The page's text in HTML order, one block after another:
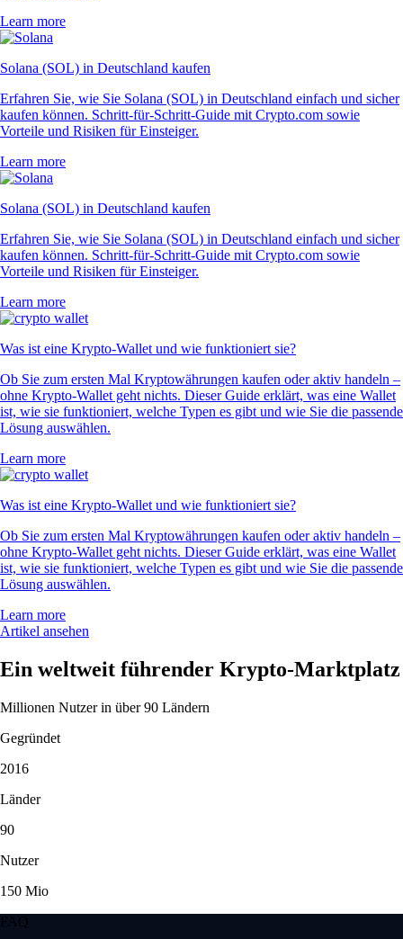
Learn more
Solana (SOL) in Deutschland kaufen
Erfahren Sie, wie Sie Solana (SOL) in Deutschland einfach und sicher
kaufen können. Schritt-für-Schritt-Guide mit Crypto.com sowie
Vorteile und Risiken für Einsteiger.
Learn more
Solana (SOL) in Deutschland kaufen
Erfahren Sie, wie Sie Solana (SOL) in Deutschland einfach und sicher
kaufen können. Schritt-für-Schritt-Guide mit Crypto.com sowie
Vorteile und Risiken für Einsteiger.
Learn more
Was ist eine Krypto-Wallet und wie funktioniert sie?
Ob Sie zum ersten Mal Kryptowährungen kaufen oder aktiv handeln –
ohne Krypto-Wallet geht nichts. Dieser Guide erklärt, was eine Wallet
ist, wie sie funktioniert, welche Typen es gibt und wie Sie die passende
Lösung auswählen.
Learn more
Was ist eine Krypto-Wallet und wie funktioniert sie?
Ob Sie zum ersten Mal Kryptowährungen kaufen oder aktiv handeln –
ohne Krypto-Wallet geht nichts. Dieser Guide erklärt, was eine Wallet
ist, wie sie funktioniert, welche Typen es gibt und wie Sie die passende
Lösung auswählen.
Learn more
Artikel ansehen
Ein weltweit führender Krypto-Marktplatz
Millionen Nutzer in über 90 Ländern
Gegründet
2016
Länder
90
Nutzer
150 Mio
FAQ